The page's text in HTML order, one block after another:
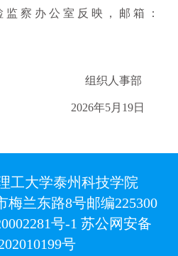
察办公室反映，邮箱：
组织人事部
2026年5月19日
工大学泰州科技学院
梅兰东路8号邮编225300
号-1 苏公网安备
号